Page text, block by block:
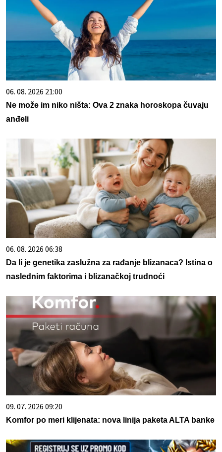
06. 08. 2026 21:00
Ne može im niko ništa: Ova 2 znaka horoskopa čuvaju
anđeli
06. 08. 2026 06:38
Da li je genetika zaslužna za rađanje blizanaca? Istina o
naslednim faktorima i blizanačkoj trudnoći
09. 07. 2026 09:20
Komfor po meri klijenata: nova linija paketa ALTA banke